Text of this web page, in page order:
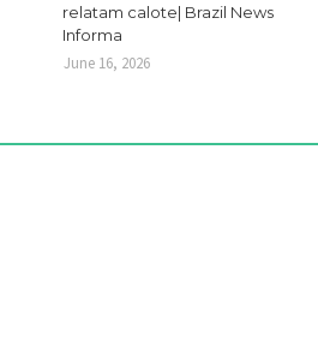
relatam calote| Brazil News
Informa
June 16, 2026